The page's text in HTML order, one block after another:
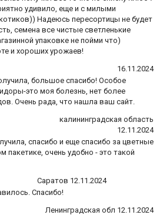
удивило, еще и с милыми
Надеюсь пересортицы не будет
семена все чистые светленькие
упаковке не пойми что)
и хороших урожаев!
16.11.2024
большое спасибо! Особое
это моя болезнь, нет более
Очень рада, что нашла ваш сайт.
калининградская область
12.11.2024
спасибо и еще спасибо за цветные
пакетике, очень удобно - это такой
Саратов 12.11.2024
Спасибо!
Ленинградская обл 12.11.2024